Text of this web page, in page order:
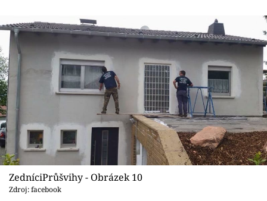
ZedníciPrůšvihy - Obrázek 10
Zdroj: facebook